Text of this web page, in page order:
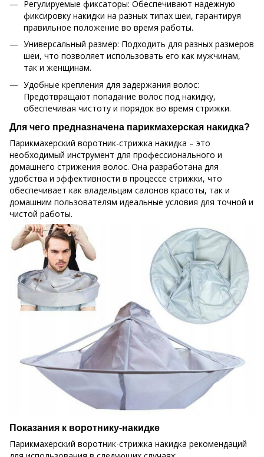
Регулируемые фиксаторы: Обеспечивают надежную
фиксировку накидки на разных типах шеи, гарантируя
правильное положение во время работы.
Универсальный размер: Подходить для разных размеров
шеи, что позволяет использовать его как мужчинам,
так и женщинам.
Удобные крепления для задержания волос:
Предотвращают попадание волос под накидку,
обеспечивая чистоту и порядок во время стрижки.
Для чего предназначена парикмахерская накидка?
Парикмахерский воротник-стрижка накидка – это
необходимый инструмент для профессионального и
домашнего стрижения волос. Она разработана для
удобства и эффективности в процессе стрижки, что
обеспечивает как владельцам салонов красоты, так и
домашним пользователям идеальные условия для точной и
чистой работы.
Показания к воротнику-накидке
Парикмахерский воротник-стрижка накидка рекомендаций